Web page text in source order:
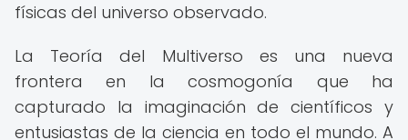
físicas del universo observado.
La Teoría del Multiverso es una nueva
frontera en la cosmogonía que ha
capturado la imaginación de científicos y
entusiastas de la ciencia en todo el mundo. A